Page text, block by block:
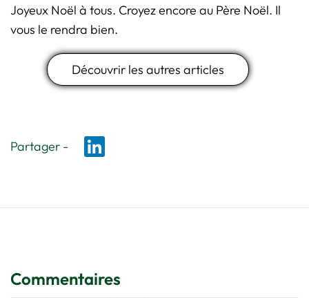
Joyeux Noël à tous. Croyez encore au Père Noël. Il
vous le rendra bien.
Découvrir les autres articles
Partager -
Commentaires